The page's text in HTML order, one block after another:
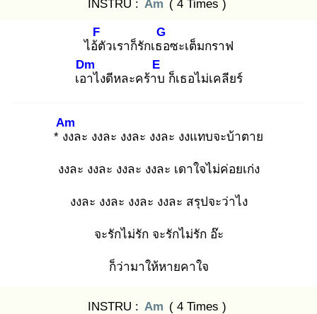
INSTRU : Am ( 4 Times )
ไอ้ตั
F
วเราก็รักเธอ
G
ซะเต็มกราฟ
เอา
Dm
ไงดีหละคร้าบ
E
ก็เธอไม่เคลียร์
* งง
Am
ละ งงละ งงละ งงละ งงแทบจะบ้าตาย
งงละ งงละ งงละ งงละ เดาใจไม่ค่อยเก่ง
งงละ งงละ งงละ งงละ สรุปจะว่าไง
จะรักไม่รัก จะรักไม่รัก อ๊ะ
ก็ว่ามาให้หายคาใจ
INSTRU : Am ( 4 Times )